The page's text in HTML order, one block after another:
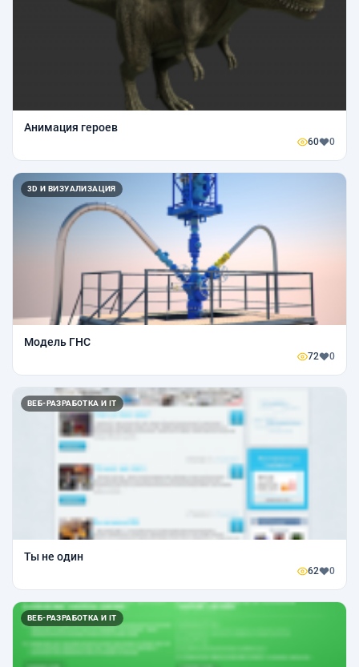
Анимация героев
60 0
3D И ВИЗУАЛИЗАЦИЯ
Модель ГНС
72 0
ВЕБ-РАЗРАБОТКА И IT
Ты не один
62 0
ВЕБ-РАЗРАБОТКА И IT